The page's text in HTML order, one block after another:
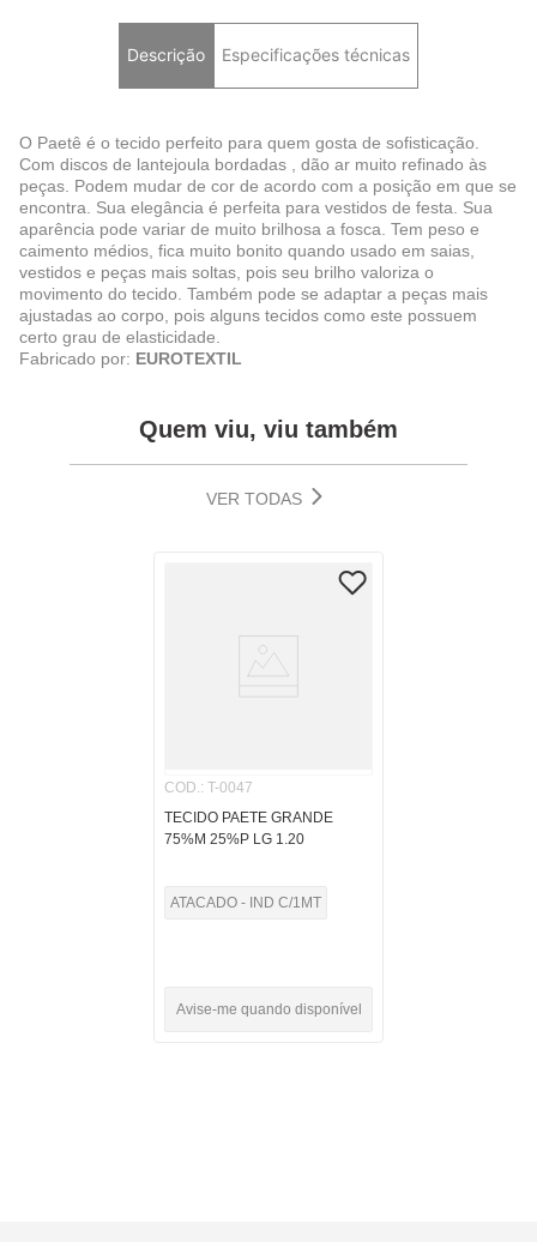
Descrição Especificações técnicas
O Paetê é o tecido perfeito para quem gosta de sofisticação.
Com discos de lantejoula bordadas , dão ar muito refinado às
peças. Podem mudar de cor de acordo com a posição em que se
encontra. Sua elegância é perfeita para vestidos de festa. Sua
aparência pode variar de muito brilhosa a fosca. Tem peso e
caimento médios, fica muito bonito quando usado em saias,
vestidos e peças mais soltas, pois seu brilho valoriza o
movimento do tecido. Também pode se adaptar a peças mais
ajustadas ao corpo, pois alguns tecidos como este possuem
certo grau de elasticidade.
Fabricado por: EUROTEXTIL
Quem viu, viu também
VER TODAS
COD. : T-0047
TECIDO PAETE GRANDE
75%M 25%P LG 1.20
ATACADO - IND C/1MT
Avise-me quando disponível